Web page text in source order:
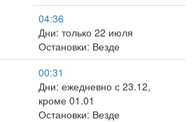
04:36
Дни: только 22 июля
Остановки: Везде
00:31
Дни: ежедневно с 23.12,
кроме 01.01
Остановки: Везде